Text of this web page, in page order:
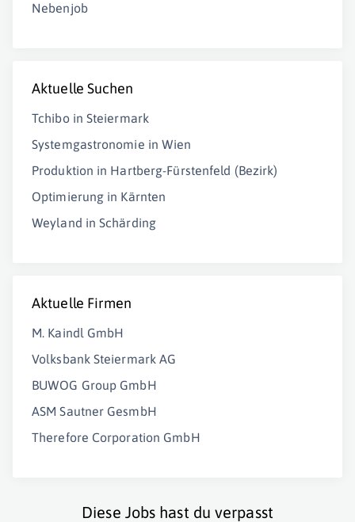
Nebenjob
Aktuelle Suchen
Tchibo in Steiermark
Systemgastronomie in Wien
Produktion in Hartberg-Fürstenfeld (Bezirk)
Optimierung in Kärnten
Weyland in Schärding
Aktuelle Firmen
M. Kaindl GmbH
Volksbank Steiermark AG
BUWOG Group GmbH
ASM Sautner GesmbH
Therefore Corporation GmbH
Diese Jobs hast du verpasst